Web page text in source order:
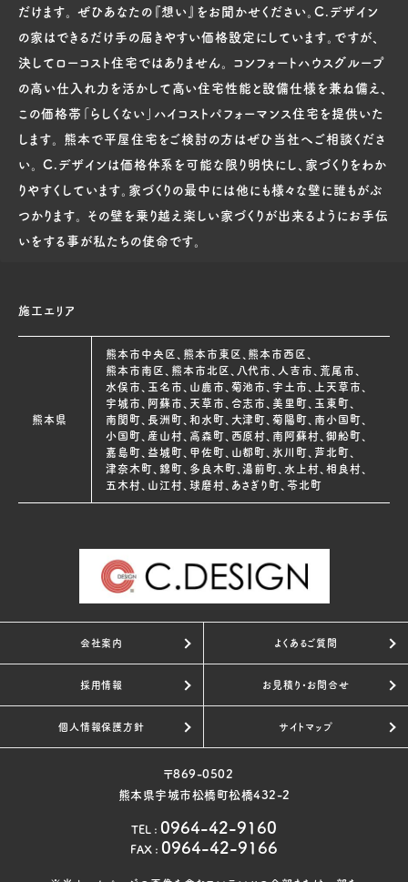
だけます。 ぜひあなたの『想い』をお聞かせください。C.デザイン
の家はできるだけ手の届きやすい価格設定にしています。ですが、
決してローコスト住宅ではありません。 コンフォートハウスグループ
の高い仕入れ力を活かして高い住宅性能と設備仕様を兼ね備え、
この価格帯「らしくない」ハイコストパフォーマンス住宅を提供いた
します。 熊本で平屋住宅をご検討の方はぜひ当社へご相談くださ
い。 C.デザインは価格体系を可能な限り明快にし、家づくりをわか
りやすくしています。家づくりの最中には他にも様々な壁に誰もがぶ
つかります。 その壁を乗り越え楽しい家づくりが出来るようにお手伝
いをする事が私たちの使命です。
施工エリア
熊本県
熊本市中央区、熊本市東区、熊本市西区、
熊本市南区、熊本市北区、八代市、人吉市、荒尾市、
水俣市、玉名市、山鹿市、菊池市、宇土市、上天草市、
宇城市、阿蘇市、天草市、合志市、美里町、玉東町、
南関町、長洲町、和水町、大津町、菊陽町、南小国町、
小国町、産山村、高森町、西原村、南阿蘇村、御船町、
嘉島町、益城町、甲佐町、山都町、氷川町、芦北町、
津奈木町、錦町、多良木町、湯前町、水上村、相良村、
五木村、山江村、球磨村、あさぎり町、苓北町
会社案内 よくあるご質問
採用情報 お見積り・お問合せ
個人情報保護方針 サイトマップ
〒869-0502
熊本県宇城市松橋町松橋432-2
TEL : 0964-42-9160
FAX : 0964-42-9166